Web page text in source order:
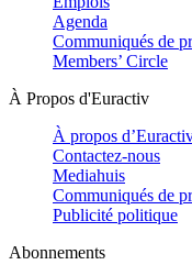
Agenda
Communiqués de
Members’ Circle
À Propos d'Euractiv
À propos
Contactez-nous
Mediahuis
Communiqués de
Publicité politique
Abonnements